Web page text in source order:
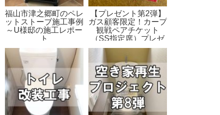
福山市津之郷町のペレ
ットストーブ施工事例
～U様邸の施工レポー
ト
【プレゼント第2弾】
ガス顧客限定！カープ
観戦ペアチケット
（SS指定席）プレゼ
ント企画～9月4日
（日）対DeNA戦